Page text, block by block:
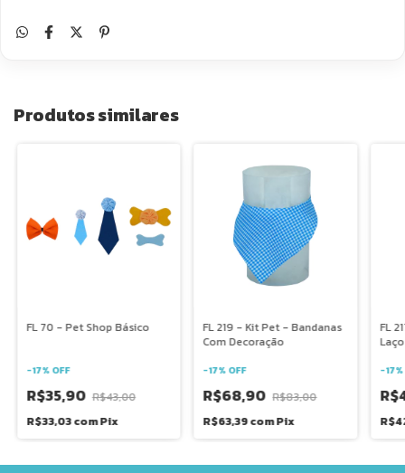
Produtos similares
FL 70 - Pet Shop Básico
-17% OFF
R$35,90 R$43,00
R$33,03comPix
FL 219 - Kit Pet - Bandanas
Com Decoração
-17% OFF
R$68,90 R$83,00
R$63,39comPix
FL
Laço
-17%